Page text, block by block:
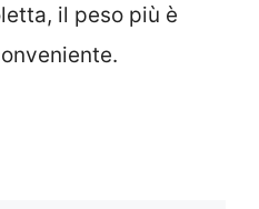
il peso più è